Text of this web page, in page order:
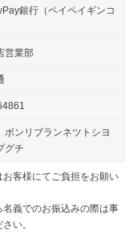
銀行（ペイペイギンコ
営業部
ボンリブランネツトシヨ
グチ
お客様にてご負担をお願い
義でのお振込みの際は事
い。